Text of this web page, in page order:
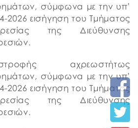
σύμφωνα με την υπ’
2026 εισήγηση του Τμήματος
της Διεύθυνσης
αχρεωστήτως
σύμφωνα με την υπ’
2026 εισήγηση του Τμήματος
της Διεύθυνσης